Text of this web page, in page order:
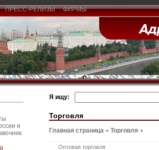
ПРЕСС-РЕЛИЗЫ ФИРМЫ
и
.
Я ищу:
Торговля
Главная страница Торговля
Оптовая торговля